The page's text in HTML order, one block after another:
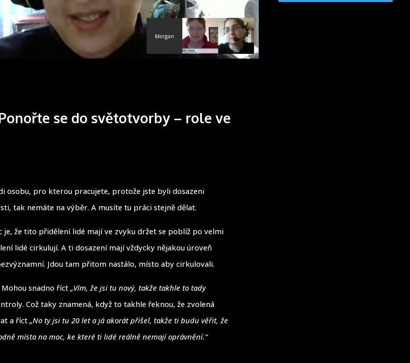
se do světotvorby – role ve
osobu, pro kterou pracujete, protože jste byli dosazeni
tak nemáte na výběr. A musíte tu práci stejně dělat.
je, že tito přidělení lidé mají ve zvyku držet se poblíž po velmi
lidé cirkulují. A ti dosazení mají vždycky nějakou úroveň
Jdou tam přitom nastálo, místo aby cirkulovali.
Mohou snadno říct„Vím, že jsi tu nový, takže takhle to tady
Což taky znamená, když to takhle řeknou, že zvolená
a říct„No ty jsi tu 20 let a já akorát přišel, takže ti budu věřit, že
místa na moc, ke které ti lidé reálně nemají oprávnění.“